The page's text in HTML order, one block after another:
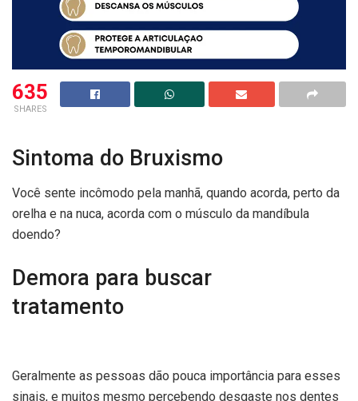
635
SHARES
Sintoma do Bruxismo
Você sente incômodo pela manhã, quando acorda, perto da
orelha e na nuca, acorda com o músculo da mandíbula
doendo?
Demora para buscar
tratamento
Geralmente as pessoas dão pouca importância para esses
sinais, e muitos mesmo percebendo desgaste nos dentes